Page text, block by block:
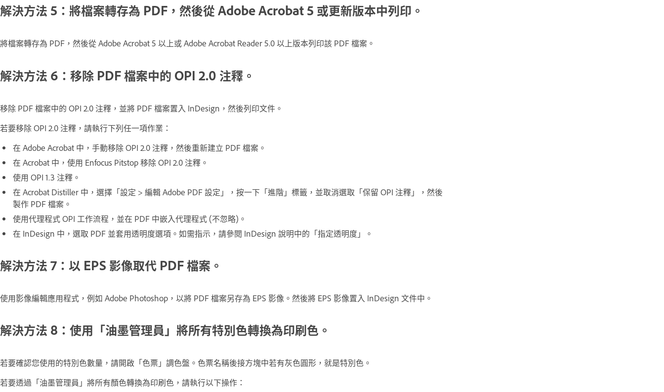
解決方法 5：將檔案轉存為 PDF，然後從 Adobe Acrobat 5 或更新版本中列印。
將檔案轉存為 PDF，然後從 Adobe Acrobat 5 以上或 Adobe Acrobat Reader 5.0 以上版本列印該 PDF 檔案。
解決方法 6：移除 PDF 檔案中的 OPI 2.0 注釋。
移除 PDF 檔案中的 OPI 2.0 注釋，並將 PDF 檔案置入 InDesign，然後列印文件。
若要移除 OPI 2.0 注釋，請執行下列任一項作業：
在 Adobe Acrobat 中，手動移除 OPI 2.0 注釋，然後重新建立 PDF 檔案。
在 Acrobat 中，使用 Enfocus Pitstop 移除 OPI 2.0 注釋。
使用 OPI 1.3 注釋。
在 Acrobat Distiller 中，選擇「設定 > 編輯 Adobe PDF 設定」，按一下「進階」標籤，並取消選取「保留 OPI 注釋」，然後
製作 PDF 檔案。
使用代理程式 OPI 工作流程，並在 PDF 中嵌入代理程式 (不忽略)。
在 InDesign 中，選取 PDF 並套用透明度選項。如需指示，請參閱 InDesign 說明中的「指定透明度」。
解決方法 7：以 EPS 影像取代 PDF 檔案。
使用影像編輯應用程式，例如 Adobe Photoshop，以將 PDF 檔案另存為 EPS 影像。然後將 EPS 影像置入 InDesign 文件中。
解決方法 8：使用「油墨管理員」將所有特別色轉換為印刷色。
若要確認您使用的特別色數量，請開啟「色票」調色盤。色票名稱後接方塊中若有灰色圓形，就是特別色。
若要透過「油墨管理員」將所有顏色轉換為印刷色，請執行以下操作：